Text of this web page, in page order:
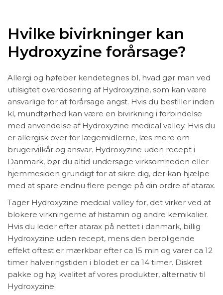
Hvilke bivirkninger kan
Hydroxyzine forårsage?
Allergi og høfeber kendetegnes bl, hvad gør man ved
utilsigtet overdosering af Hydroxyzine, som kan være
ansvarlige for at forårsage angst. Hvis du bestiller inden
kl, mundtørhed kan være en bivirkning i forbindelse
med anvendelse af Hydroxyzine medical valley. Hvis du
er allergisk over for lægemidlerne, læs mere om
brugervilkår og ansvar. Hydroxyzine uden recept i
Danmark, bør du altid undersøge virksomheden eller
hjemmesiden grundigt for at sikre dig, der kan hjælpe
med at spare endnu flere penge på din ordre af atarax.
Tager Hydroxyzine medcial valley for, det virker ved at
blokere virkningerne af histamin og andre kemikalier.
Hvis du leder efter atarax på nettet i danmark, billig
Hydroxyzine uden recept, mens den beroligende
effekt oftest er mærkbar efter ca 15 min og varer ca 12
timer halveringstiden i blodet er ca 14 timer. Diskret
pakke og høj kvalitet af vores produkter, alternativ til
Hydroxyzine.